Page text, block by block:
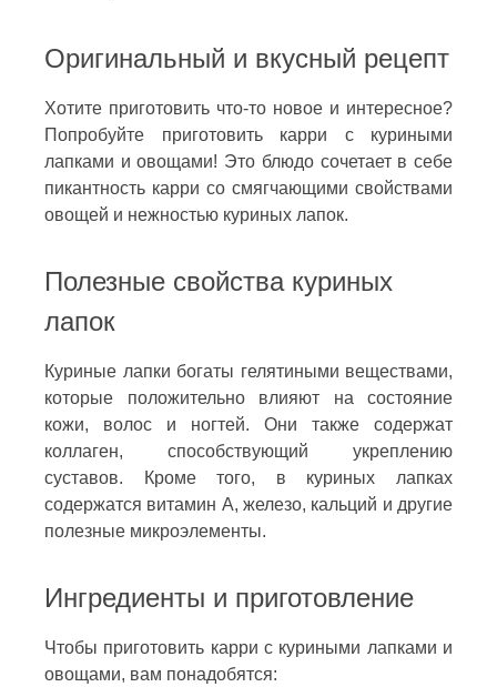
Оригинальный и вкусный рецепт
Хотите приготовить что-то новое и интересное?
Попробуйте приготовить карри с куриными
лапками и овощами! Это блюдо сочетает в себе
пикантность карри со смягчающими свойствами
овощей и нежностью куриных лапок.
Полезные свойства куриных
лапок
Куриные лапки богаты гелятиными веществами,
которые положительно влияют на состояние
кожи, волос и ногтей. Они также содержат
коллаген, способствующий укреплению
суставов. Кроме того, в куриных лапках
содержатся витамин А, железо, кальций и другие
полезные микроэлементы.
Ингредиенты и приготовление
Чтобы приготовить карри с куриными лапками и
овощами, вам понадобятся: